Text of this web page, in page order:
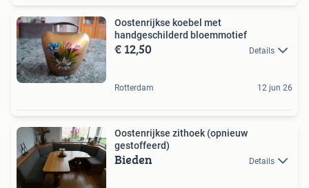
Oostenrijkse koebel met
handgeschilderd bloemmotief
€ 12,50 Details
Rotterdam 12 jun 26
Oostenrijkse zithoek (opnieuw
gestoffeerd)
Bieden Details